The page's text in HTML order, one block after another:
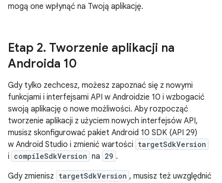
mogą one wpłynąć na Twoją aplikację.
Etap 2. Tworzenie aplikacji na
Androida 10
Gdy tylko zechcesz, możesz zapoznać się z nowymi
funkcjami i interfejsami API w Androidzie 10 i wzbogacić
swoją aplikację o nowe możliwości. Aby rozpocząć
tworzenie aplikacji z użyciem nowych interfejsów API,
musisz skonfigurować pakiet Android 10 SDK (API 29)
w Android Studio i zmienić wartości targetSdkVersion
i compileSdkVersion na 29 .
Gdy zmienisz targetSdkVersion , musisz też uwzględnić